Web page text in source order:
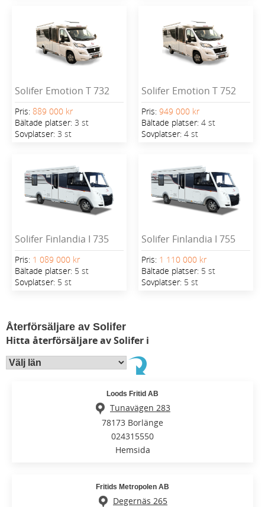
Solifer Emotion T 732
Pris: 889 000 kr
Bältade platser: 3 st
Sovplatser: 3 st
Solifer Emotion T 752
Pris: 949 000 kr
Bältade platser: 4 st
Sovplatser: 4 st
Solifer Finlandia I 735
Pris: 1 089 000 kr
Bältade platser: 5 st
Sovplatser: 5 st
Solifer Finlandia I 755
Pris: 1 110 000 kr
Bältade platser: 5 st
Sovplatser: 5 st
Återförsäljare av Solifer
Hitta återförsäljare av Solifer i
Loods Fritid AB
Tunavägen 283
78173 Borlänge
024315550
Hemsida
Fritids Metropolen AB
Degernäs 265